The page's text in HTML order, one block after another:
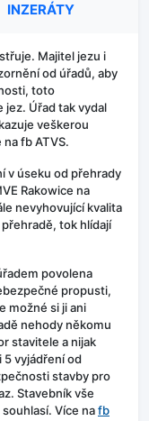
INZERÁTY
Majitel jezu i
od úřadů, aby
toto
jez. Úřad tak vydal
veškerou
fb ATVS.
v úseku od přehrady
Rakowice na
nevyhovující kvalita
tok hlídají
povolena
propusti,
možné si ji ani
nehody někomu
stavitele a nijak
5 vyjádření od
stavby pro
Stavebník vše
Více nafb